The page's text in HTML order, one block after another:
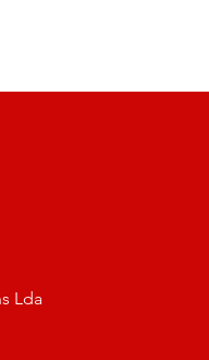
Lda